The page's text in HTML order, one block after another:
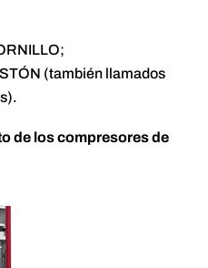
(también llamados
de los compresores de